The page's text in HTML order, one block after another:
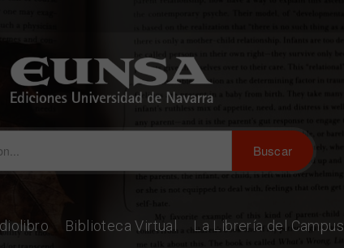
Biblioteca Virtual La Librería del Campus